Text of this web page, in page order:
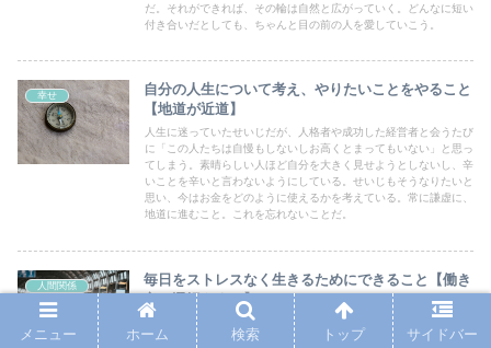
だ。それができれば、その輪は自然と広がっていく。どんなに短い
付き合いだとしても、ちゃんと目の前の人を愛していこう。
幸せ
自分の人生について考え、やりたいことをやること
【地道が近道】
人生に迷っていたせいじだが、人格者や成功した経営者と会うたび
に「この人たちは自慢もしないしお高くとまってもいない」と思っ
てしまう。素晴らしい人ほど自分を大きく見せようとしないし、辛
いことを辛いと言わないようにしている。せいじもそうなりたいと
思い、今はお金をどのように使えるかを考えている。常に謙虚に、
地道に進むこと。これを忘れないことだ。
人間関係
毎日をストレスなく生きるためにできること【働き
方の選択をする】
せいじは公務員を退職して世界を一周し、個人事業主となった。そ
こに至るまでは、たくさん行動したというわけではない。ただただ
メニュー ホーム 検索 トップ サイドバー